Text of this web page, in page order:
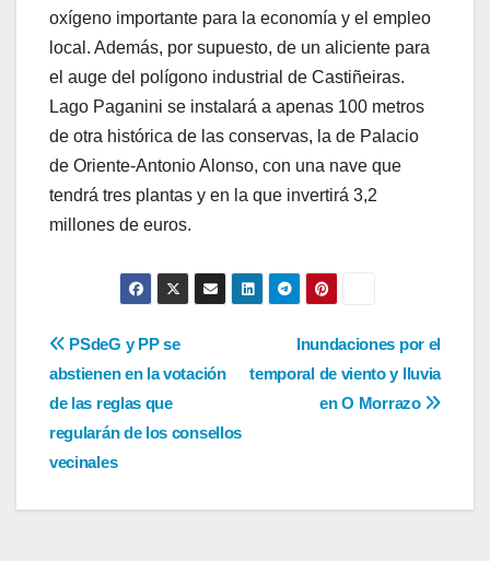
oxígeno importante para la economía y el empleo
local. Además, por supuesto, de un aliciente para
el auge del polígono industrial de Castiñeiras.
Lago Paganini se instalará a apenas 100 metros
de otra histórica de las conservas, la de Palacio
de Oriente-Antonio Alonso, con una nave que
tendrá tres plantas y en la que invertirá 3,2
millones de euros.
Navegación
de
entradas
Inundaciones por el
temporal de viento y lluvia
en O Morrazo
PSdeG y PP se
abstienen en la votación
de las reglas que
regularán de los consellos
vecinales